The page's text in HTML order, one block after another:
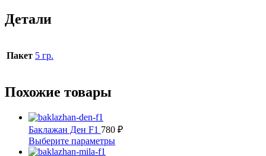
Детали
Пакет 5 гр.
Похожие товары
Баклажан Ден F1 780 ₽
Выберите параметрыЭтот